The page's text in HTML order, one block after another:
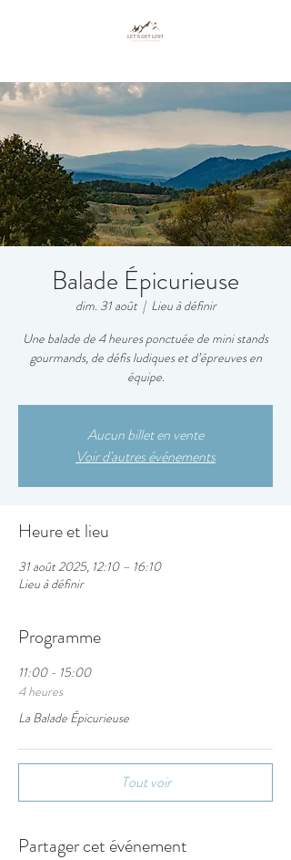
Balade Épicurieuse
dim. 31 août
  |
Lieu à définir
Une balade de 4 heures ponctuée de mini stands
gourmands, de défis ludiques et d’épreuves en
équipe.
Aucun billet en vente
Voir d'autres événements
Heure et lieu
31 août 2025, 12:10 – 16:10
Lieu à définir
Programme
11:00 - 15:00
4 heures
La Balade Épicurieuse
Tout voir
Partager cet événement